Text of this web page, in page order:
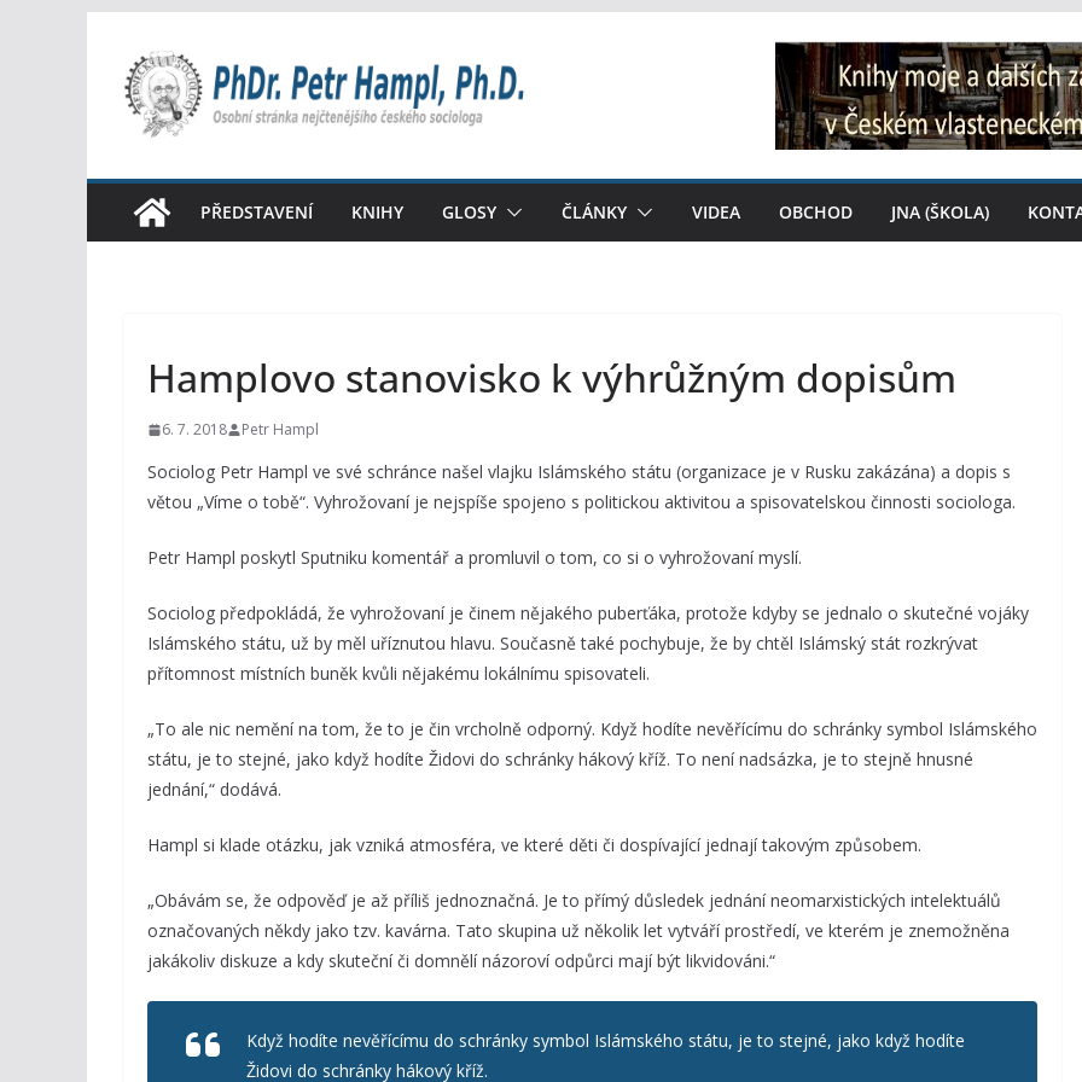
obsah
PŘEDSTAVENÍ KNIHY GLOSY ČLÁNKY VIDEA OBCHOD JNA (ŠKOLA)
Hamplovo stanovisko k výhrůžným dopisům
6. 7. 2018 Petr Hampl
Sociolog Petr Hampl ve své schránce našel vlajku Islámského státu (organizace je v Rusku zakázána) a dopis s
větou „Víme o tobě“. Vyhrožovaní je nejspíše spojeno s politickou aktivitou a spisovatelskou činnosti sociologa.
Petr Hampl poskytl Sputniku komentář a promluvil o tom, co si o vyhrožovaní myslí.
Sociolog předpokládá, že vyhrožovaní je činem nějakého puberťáka, protože kdyby se jednalo o skutečné vojáky
Islámského státu, už by měl uříznutou hlavu. Současně také pochybuje, že by chtěl Islámský stát rozkrývat
přítomnost místních buněk kvůli nějakému lokálnímu spisovateli.
„To ale nic nemění na tom, že to je čin vrcholně odporný. Když hodíte nevěřícímu do schránky symbol Islámského
státu, je to stejné, jako když hodíte Židovi do schránky hákový kříž. To není nadsázka, je to stejně hnusné
jednání,“ dodává.
Hampl si klade otázku, jak vzniká atmosféra, ve které děti či dospívající jednají takovým způsobem.
„Obávám se, že odpověď je až příliš jednoznačná. Je to přímý důsledek jednání neomarxistických intelektuálů
označovaných někdy jako tzv. kavárna. Tato skupina už několik let vytváří prostředí, ve kterém je znemožněna
jakákoliv diskuze a kdy skuteční či domnělí názoroví odpůrci mají být likvidováni.“
Když hodíte nevěřícímu do schránky symbol Islámského státu, je to stejné, jako když hodíte
Židovi do schránky hákový kříž.